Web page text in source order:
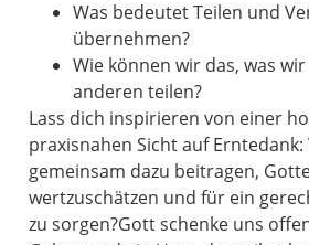
Was bedeutet Teilen und
übernehmen?
Wie können wir das, was
anderen teilen?
Lass dich inspirieren von einer
praxisnahen Sicht auf
gemeinsam dazu beitragen,
wertzuschätzen und für ein
zu sorgen?Gott schenke uns